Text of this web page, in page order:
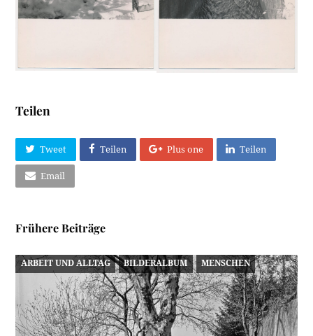
Teilen
Tweet Teilen Plus one Teilen
Email
Frühere Beiträge
ARBEIT UND ALLTAG BILDERALBUM MENSCHEN